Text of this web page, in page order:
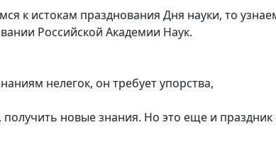
к истокам празднования Дня науки, то
Российской Академии Наук.
нелегок, он требует упорства,
получить новые знания. Но это еще и праздник